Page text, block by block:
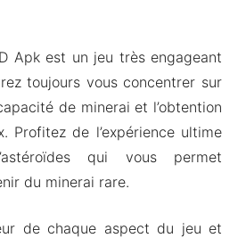
Apk est un jeu très engageant
toujours vous concentrer sur
de minerai et l’obtention
Profitez de l’expérience ultime
qui vous permet
du minerai rare.
de chaque aspect du jeu et